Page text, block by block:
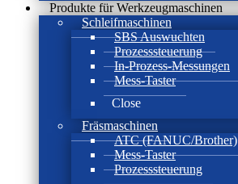
Produkte für Werkzeugmaschinen
Schleifmaschinen
SBS Auswuchten
Prozesssteuerung
In-Prozess-Messungen
Mess-Taster
Close
Fräsmaschinen
ATC (FANUC/Brother)
Mess-Taster
Prozesssteuerung